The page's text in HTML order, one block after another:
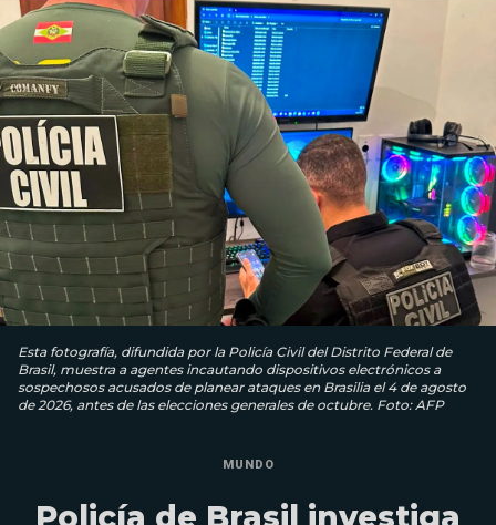
Esta fotografía, difundida por la Policía Civil del Distrito Federal de
Brasil, muestra a agentes incautando dispositivos electrónicos a
sospechosos acusados ​​de planear ataques en Brasilia el 4 de agosto
de 2026, antes de las elecciones generales de octubre. Foto: AFP
MUNDO